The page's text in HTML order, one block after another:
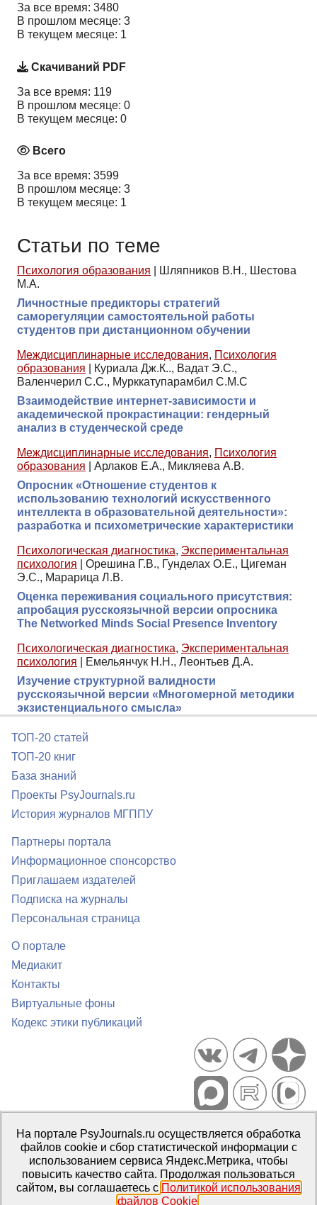
За все время: 3480
В прошлом месяце: 3
В текущем месяце: 1
Скачиваний PDF
За все время: 119
В прошлом месяце: 0
В текущем месяце: 0
Всего
За все время: 3599
В прошлом месяце: 3
В текущем месяце: 1
Статьи по теме
Психология образования
Шляпников В.Н., Шестова
М.А.
Личностные предикторы стратегий
саморегуляции самостоятельной работы
студентов при дистанционном обучении
Междисциплинарные исследования, Психология
образования
Куриала Дж.К.., Вадат Э.С.,
Валенчерил С.С., Мурккатупарамбил С.М.С
Взаимодействие интернет-зависимости и
академической прокрастинации: гендерный
анализ в студенческой среде
Междисциплинарные исследования, Психология
образования
Арлаков Е.А., Микляева А.В.
Опросник «Отношение студентов к
использованию технологий искусственного
интеллекта в образовательной деятельности»:
разработка и психометрические характеристики
Психологическая диагностика, Экспериментальная
психология
Орешина Г.В., Гунделах О.Е., Цигеман
Э.С., Марарица Л.В.
Оценка переживания социального присутствия:
апробация русскоязычной версии опросника
The Networked Minds Social Presence Inventory
Психологическая диагностика, Экспериментальная
психология
Емельянчук Н.Н., Леонтьев Д.А.
Изучение структурной валидности
русскоязычной версии «Многомерной методики
экзистенциального смысла»
ТОП-20 статей
ТОП-20 книг
База знаний
Проекты PsyJournals.ru
История журналов МГППУ
Партнеры портала
Информационное спонсорство
Приглашаем издателей
Подписка на журналы
Персональная страница
О портале
Медиакит
Контакты
Виртуальные фоны
Кодекс этики публикаций
Портал психологических изданий PsyJournals.ru, 2007–2026
Правила использования материалов
Свидетельство регистрации СМИЭл № ФС77-66447 от 14 июля
2016 г.
Издатель: ФГБОУ ВО МГППУ
На портале PsyJournals.ru осуществляется обработка
файлов cookie и сбор статистической информации с
использованием сервиса Яндекс.Метрика, чтобы
повысить качество сайта. Продолжая пользоваться
сайтом, вы соглашаетесь с Политикой использования
файлов Cookie.